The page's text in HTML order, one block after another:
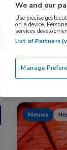
Nieuws
We and our
Use precise
on a device.
services
List of Partners
Manage